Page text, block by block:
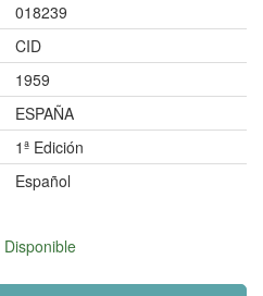
018239
CID
1959
ESPAÑA
1ª Edición
Español
Disponible